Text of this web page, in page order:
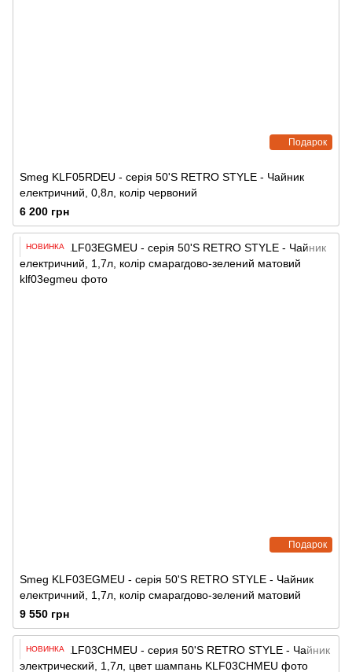
Подарок
Smeg KLF05RDEU - серія 50'S RETRO STYLE - Чайник
електричний, 0,8л, колір червоний
6 200 грн
Подарок
НОВИНКА
Smeg KLF03EGMEU - серія 50'S RETRO STYLE - Чайник
електричний, 1,7л, колір смарагдово-зелений матовий
9 550 грн
НОВИНКА